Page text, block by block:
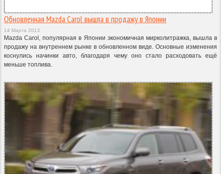
Обновленная Mazda Carol вышла в продажу в Японии
14 Марта 2013
Mazda Carol, популярная в Японии экономичная мирколитражка, вышла в
продажу на внутреннем рынке в обновленном виде. Основные изменения
коснулись начинки авто, благодаря чему оно стало расходовать ещё
меньше топлива.